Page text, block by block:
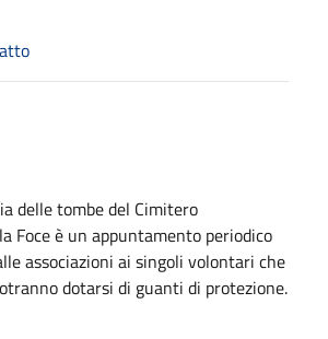
delle tombe del Cimitero
Foce è un appuntamento periodico
associazioni ai singoli volontari che
dotarsi di guanti di protezione.